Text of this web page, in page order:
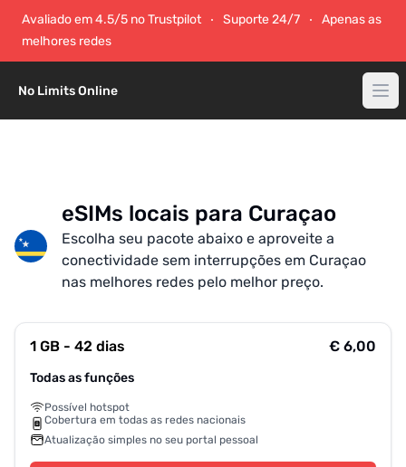
Avaliado em 4.5/5 no Trustpilot Suporte 24/7
Apenas as
melhores redes
No Limits Online
eSIMs locais para Curaçao
Escolha seu pacote abaixo e aproveite a
conectividade sem interrupções em Curaçao
nas melhores redes pelo melhor preço.
1 GB - 42 dias € 6,00
Todas as funções
Possível hotspot
Cobertura em todas as redes nacionais
Atualização simples no seu portal pessoal